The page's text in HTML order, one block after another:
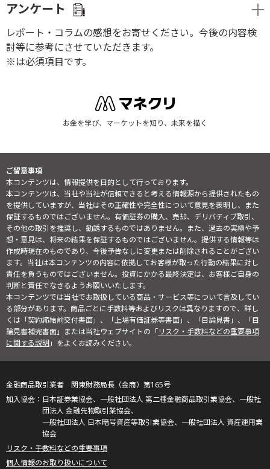
アンケート
レポート・コラムの感想をお寄せください。今後の内容検
討等に参考にさせていただきます。
※は必須項目です。
お金を学び、マーケットを知り、未来を描く
ご留意事項
本コンテンツは、情報提供を目的として行っております。
本コンテンツは、当社や当社が信頼できると考える情報源から提供されたもの
を提供していますが、当社はその正確性や完全性について意見を表明し、また
保証するものではございません。有価証券の購入、売却、デリバティブ取引、
その他の取引を推奨し、勧誘するものではありません。また、過去の実績や予
想・意見は、将来の結果を保証するものではございません。提供する情報等は
作成時現在のものであり、今後予告なしに変更または削除されることがござい
ます。当社は本コンテンツの内容に依拠してお客様が取った行動の結果に対し
責任を負うものではございません。投資にかかる最終決定は、お客様ご自身の
判断と責任でなさるようお願いいたします。
本コンテンツでは当社でお取扱している商品・サービス等について言及してい
る部分があります。商品ごとに手数料等およびリスクは異なりますので、詳し
くは「契約締結前交付書面」、「上場有価証券等書面」、「目論見書」、「目
論見書補完書面」または当社ウェブサイトの「リスク・手数料などの重要事項
に関する説明」をよくお読みください。
金融商品取引業者 関東財務局長（金商）第165号
日本証券業協会、一般社団法人 第二種金融商品取引業協会、一般社
団法人 金融先物取引業協会、
一般社団法人 日本暗号資産等取引業協会、一般社団法人 資産運用業
協会
リスク・手数料などの重要事項
個人情報のお取り扱いについて